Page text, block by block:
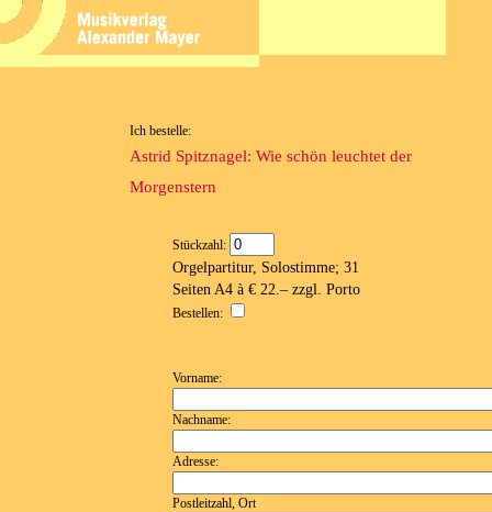
Ich bestelle:
Astrid Spitznagel: Wie schön leuchtet der
Morgenstern
Stückzahl:
Orgelpartitur, Solostimme; 31
Seiten A4 à € 22.– zzgl. Porto
Bestellen:
Vorname:
Nachname:
Adresse:
Postleitzahl, Ort